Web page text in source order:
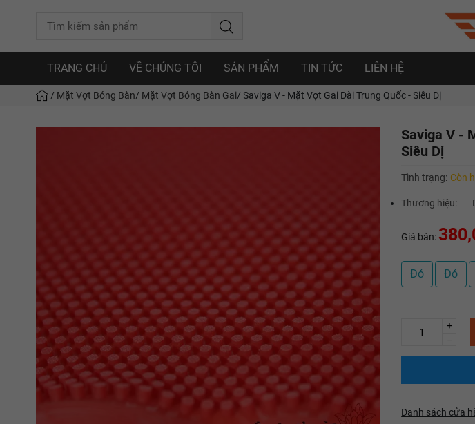
TRANG CHỦ VỀ CHÚNG TÔI SẢN PHẨM TIN TỨC LIÊN HỆ
/ Mặt Vợt Bóng Bàn/ Mặt Vợt Bóng Bàn Gai/ Saviga V - Mặt Vợt Gai Dài Trung Quốc - Siêu Dị
Saviga V -
Siêu Dị
Tình trạng: Còn
Thương hiệu:
Giá bán:
Đỏ Đỏ
+
–
Danh sách cửa